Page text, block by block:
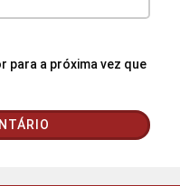
para a próxima vez que